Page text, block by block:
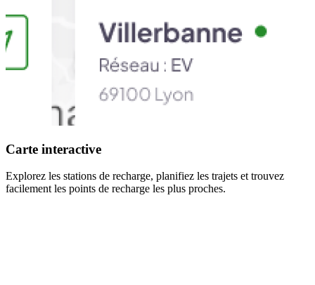
Carte interactive
Explorez les stations de recharge, planifiez les trajets et trouvez
facilement les points de recharge les plus proches.